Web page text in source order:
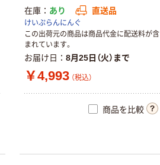
在庫 あり 直送品
けいぷらんにんぐ
この出荷元の商品は商品代金に配送料が含
まれています。
お届け日 8月25日（火）まで
￥4,993 （税込）
商品を比較